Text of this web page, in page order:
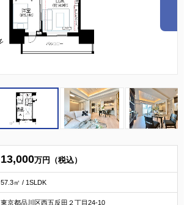
1 2 3
13,000万円（税込）
57.3㎡ / 1SLDK
東京都品川区西五反田２丁目24-10